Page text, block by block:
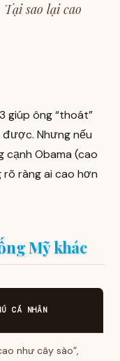
Tại sao lại cao
giúp ông “thoát”
được. Nhưng nếu
cạnh Obama (cao
rõ ràng ai cao hơn
Mỹ khác
CÁ NHÂN
như cây sào”,